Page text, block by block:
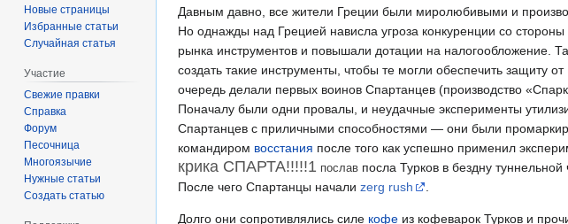
навигации
поиску
Давным давно, все жители Греции были миролюбивыми и
Но однажды над Грецией нависла угроза конкуренции со
рынка инструментов и повышали дотации на налогообложение.
создать такие инструменты, чтобы те могли обеспечить защиту
очередь делали первых воинов Спартанцев (производство
Поначалу были одни провалы, и неудачные эксперименты
Спартанцев с приличными способностями — они были
командиром восстания после того как успешно применил
крика СПАРТА!!!!!1 послав посла Турков в бездну
После чего Спартанцы начали zerg rush
Долго они сопротивлялись силе кофе из кофеварок Турков и
Новые страницы
Избранные статьи
Случайная статья
Участие
Свежие правки
Справка
Форум
Песочница
Многоязычие
Нужные статьи
Создать статью